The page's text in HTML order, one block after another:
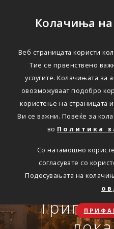
Колачиња на
Веб страницата користи
Тие се првенствено
услугите. Колачињата за
овозможуваат подобро
користење на страницата
Ви се важни. Повеќе за
во Политика
Со натамошно
согласувате со
Подесувањата на
Сѐ ќе
Совет, информација или
Онлајн
осигурен
Travel
АВТОМОБИЛСКА
Oнлајн обнова на
ЗДРАВСТВЕНО